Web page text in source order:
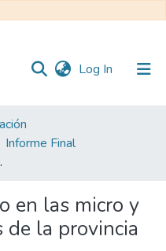
Log In (current)
Informe Final
de Huanta
en las micro y
de la provincia